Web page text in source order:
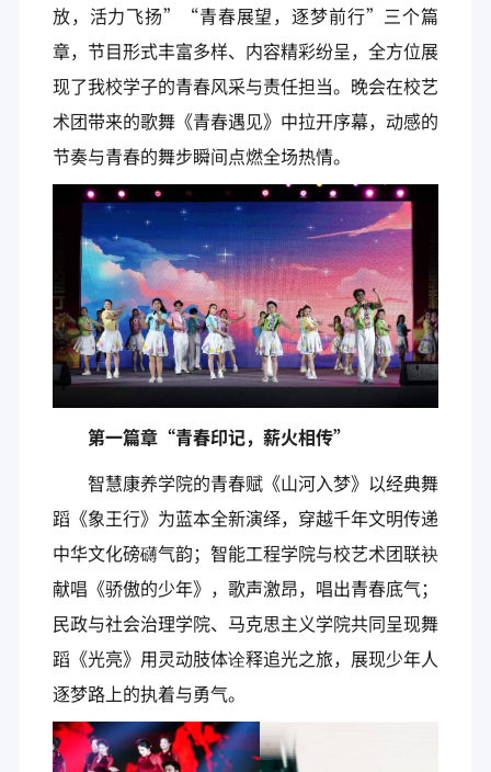
放，活力飞扬”“青春展望，逐梦前行”三个篇
章，节目形式丰富多样、内容精彩纷呈，全方位展
现了我校学子的青春风采与责任担当。晚会在校艺
术团带来的歌舞《青春遇见》中拉开序幕，动感的
节奏与青春的舞步瞬间点燃全场热情。
第一篇章“青春印记，薪火相传”
智慧康养学院的青春赋《山河入梦》以经典舞
蹈《象王行》为蓝本全新演绎，穿越千年文明传递
中华文化磅礴气韵；智能工程学院与校艺术团联袂
献唱《骄傲的少年》，歌声激昂，唱出青春底气；
民政与社会治理学院、马克思主义学院共同呈现舞
蹈《光亮》用灵动肢体诠释追光之旅，展现少年人
逐梦路上的执着与勇气。